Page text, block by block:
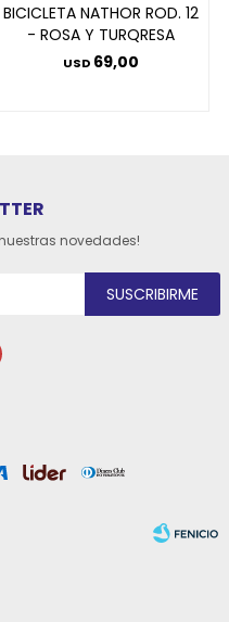
BICICLETA NATHOR ROD. 12
- ROSA Y TURQRESA
USD 69,00
novedades!
SUSCRIBIRME